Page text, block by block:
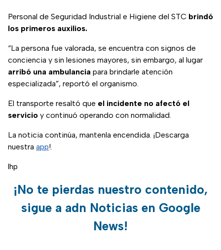
Personal de Seguridad Industrial e Higiene del STC brindó
los primeros auxilios.
“La persona fue valorada, se encuentra con signos de
conciencia y sin lesiones mayores, sin embargo, al lugar
arribó una ambulancia para brindarle atención
especializada”, reportó el organismo.
El transporte resaltó que el incidente no afectó el
servicio y continuó operando con normalidad.
La noticia continúa, mantenla encendida. ¡Descarga
nuestra app!.
lhp
¡No te pierdas nuestro contenido,
sigue a adn Noticias en Google
News!